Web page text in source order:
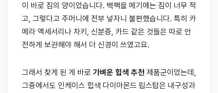
이 바로 짐의 양이었습니다. 백팩을 메기에는 짐이 너무 적
고, 그렇다고 주머니에 전부 넣자니 불편했습니다. 특히 카
메라 액세서리나 차키, 신분증, 카드 같은 것들은 따로 안
전하게 보관해야 해서 더 신경이 쓰였고요.
그래서 찾게 된 게 바로 가벼운 힙색 추천 제품군이었는데,
그중에서도 인케이스 힙색 다이아몬드 립스탑은 내구성과